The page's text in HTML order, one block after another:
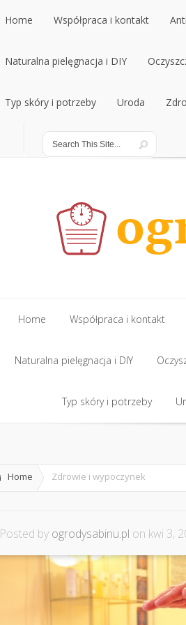
Home
Home
Współpraca i kontakt
Współpraca i kontakt
Naturalna pielęgnacja i DIY
Naturalna pielęgnacja i DIY
Typ skóry i potrzeby
Typ skóry i potrzeby
Uroda
Uroda
Home
Home
Współpraca i kontakt
Współpraca i kontakt
Naturalna pielęgnacja i DIY
Naturalna pielęgnacja i DIY
Typ skóry i potrzeby
Home Zdrowie i wypoczynek
Posted by ogrodysabinu.pl on kwi 3,